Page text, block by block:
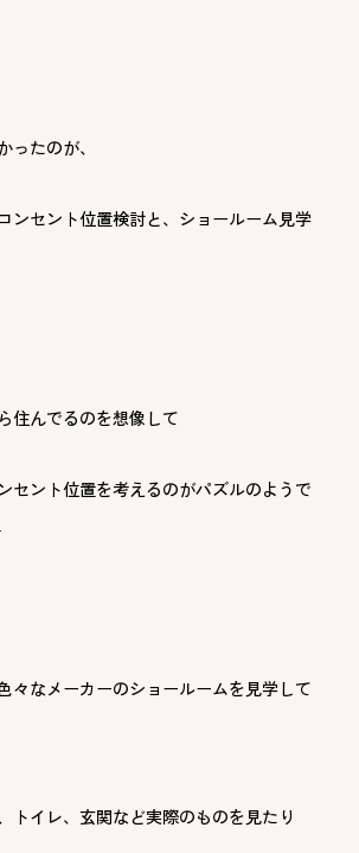
ったのが、
ンセント位置検討と、ショールーム見学
住んでるのを想像して
セント位置を考えるのがパズルのようで
々なメーカーのショールームを見学して
トイレ、玄関など実際のものを見たり